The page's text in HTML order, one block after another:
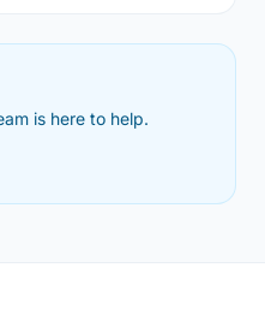
is here to help.